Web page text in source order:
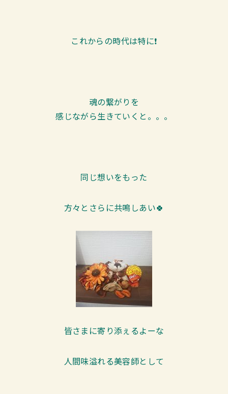
これからの時代は特に❗
魂の繋がりを
感じながら生きていくと。。。
同じ想いをもった
方々とさらに共鳴しあい🍀
皆さまに寄り添ぇるよーな
人間味溢れる美容師として